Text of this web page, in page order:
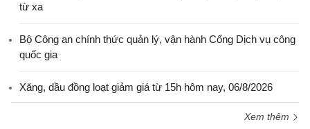
từ xa
Bộ Công an chính thức quản lý, vận hành Cổng Dịch vụ công
quốc gia
Xăng, dầu đồng loạt giảm giá từ 15h hôm nay, 06/8/2026
Xem thêm